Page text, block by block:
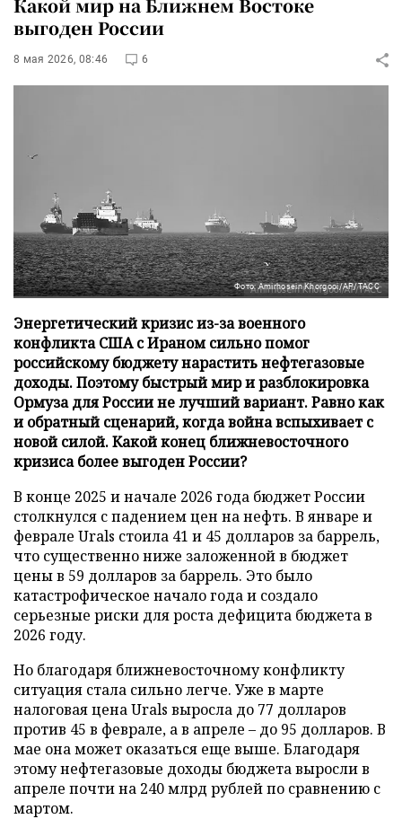
Какой мир на Ближнем Востоке
выгоден России
8 мая 2026, 08:46 6
Фото: Amirhosein Khorgooi/AP/ТАСС
Энергетический кризис из-за военного
конфликта США с Ираном сильно помог
российскому бюджету нарастить нефтегазовые
доходы. Поэтому быстрый мир и разблокировка
Ормуза для России не лучший вариант. Равно как
и обратный сценарий, когда война вспыхивает с
новой силой. Какой конец ближневосточного
кризиса более выгоден России?
В конце 2025 и начале 2026 года бюджет России
столкнулся с падением цен на нефть. В январе и
феврале Urals стоила 41 и 45 долларов за баррель,
что существенно ниже заложенной в бюджет
цены в 59 долларов за баррель. Это было
катастрофическое начало года и создало
серьезные риски для роста дефицита бюджета в
2026 году.
Но благодаря ближневосточному конфликту
ситуация стала сильно легче. Уже в марте
налоговая цена Urals выросла до 77 долларов
против 45 в феврале, а в апреле – до 95 долларов. В
мае она может оказаться еще выше. Благодаря
этому нефтегазовые доходы бюджета выросли в
апреле почти на 240 млрд рублей по сравнению с
мартом.